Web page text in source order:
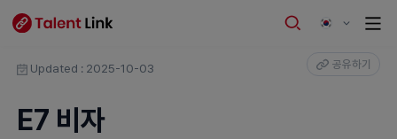
Updated : 2025-10-03 공유하기
E7 비자